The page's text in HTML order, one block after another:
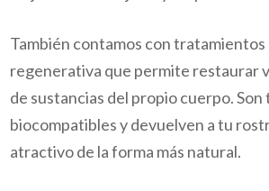
También contamos con tratamientos
regenerativa que permite restaurar
de sustancias del propio cuerpo.
biocompatibles y devuelven a tu
atractivo de la forma más natural.